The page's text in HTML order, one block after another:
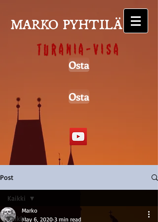
MARKO PYHTILÄ
Turania-visa
Osta
Osta
Post
Kaikki
Kaikki
Marko
May 6, 2020 3 min read